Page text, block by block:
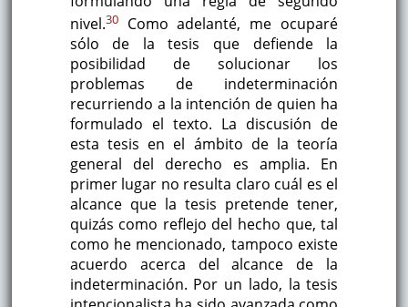
nivel.30Como adelanté, me ocuparé
sólo de la tesis que defiende la
posibilidad de solucionar los
problemas de indeterminación
recurriendo a la intención de quien ha
formulado el texto. La discusión de
esta tesis en el ámbito de la teoría
general del derecho es amplia. En
primer lugar no resulta claro cuál es el
alcance que la tesis pretende tener,
quizás como reflejo del hecho que, tal
como he mencionado, tampoco existe
acuerdo acerca del alcance de la
indeterminación. Por un lado, la tesis